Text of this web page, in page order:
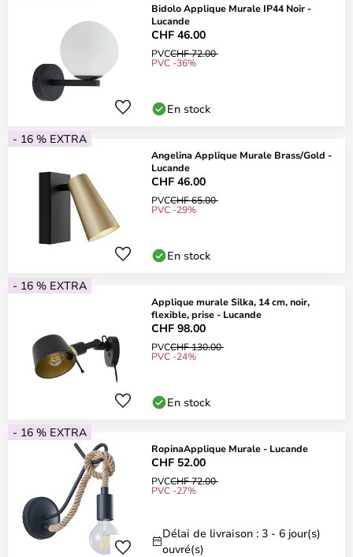
Bidolo Applique Murale IP44 Noir -
Lucande
CHF 46.00
PVCCHF 72.00
PVC -36%
En stock
- 16 % EXTRA
Angelina Applique Murale Brass/Gold -
Lucande
CHF 46.00
PVCCHF 65.00
PVC -29%
En stock
- 16 % EXTRA
Applique murale Silka, 14 cm, noir,
flexible, prise - Lucande
CHF 98.00
PVCCHF 130.00
PVC -24%
En stock
- 16 % EXTRA
RopinaApplique Murale - Lucande
CHF 52.00
PVCCHF 72.00
PVC -27%
Délai de livraison : 3 - 6 jour(s)
ouvré(s)